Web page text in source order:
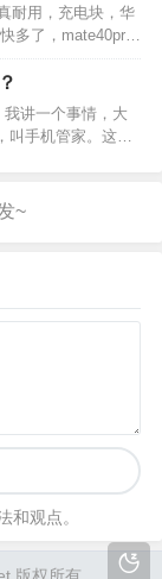
耐用，充电块，华
多了，mate40pro
效果提升明显，指
讲一个事情，大
叫手机管家。这个
什么这么说呢？
观点。